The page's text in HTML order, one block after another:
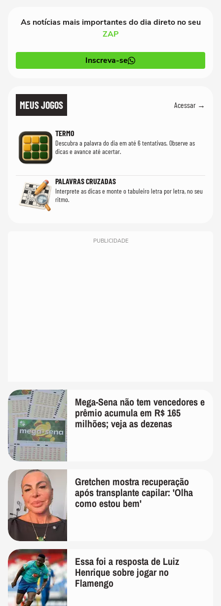
As notícias mais importantes do dia direto no seu
ZAP
Inscreva-se
MEUS JOGOS Acessar →
TERMO
Descubra a palavra do dia em até 6 tentativas. Observe as
dicas e avance até acertar.
PALAVRAS CRUZADAS
Interprete as dicas e monte o tabuleiro letra por letra, no seu
ritmo.
PUBLICIDADE
Mega-Sena não tem vencedores e
prêmio acumula em R$ 165
milhões; veja as dezenas
Gretchen mostra recuperação
após transplante capilar: 'Olha
como estou bem'
Essa foi a resposta de Luiz
Henrique sobre jogar no
Flamengo